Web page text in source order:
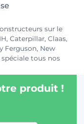
sur le
Caterpillar, Claas,
Ferguson, New
tous nos
de ses
- Transmission,
et
autoradios,...), et
produit !